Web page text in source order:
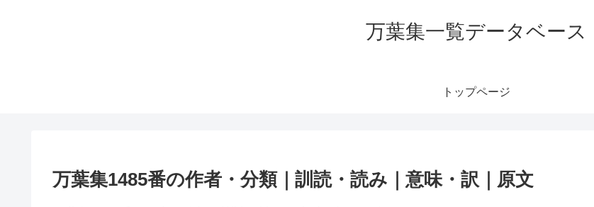
万葉集一覧データベース
トップページ
万葉集1485番の作者・分類｜訓読・読み｜意味・訳｜原文